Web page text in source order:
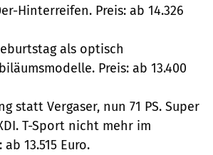
Hinterreifen. Preis: ab 14.326
als optisch
Preis: ab 13.400
statt Vergaser, nun 71 PS. Super
T-Sport nicht mehr im
13.515 Euro.